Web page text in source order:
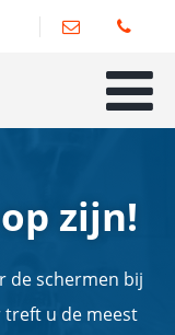
zijn!
de schermen bij
treft u de meest